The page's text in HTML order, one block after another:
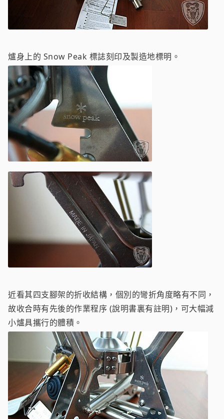
爐身上的 Snow Peak 標誌刻印及製造地標明。
近看其四支腳架的折收結構，個別的彎折角度略有不同，
故收合時有先後的作業程序 (說明書裏有註明)，可大幅減
小爐具攜行的體積。